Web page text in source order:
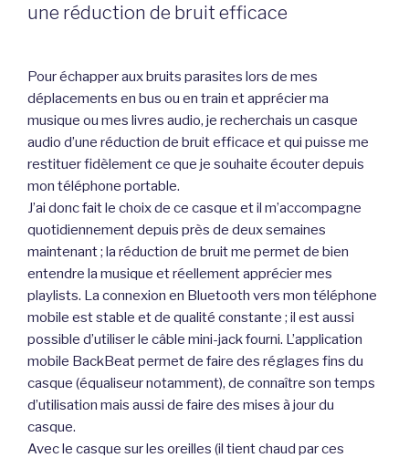
une réduction de bruit efficace
Pour échapper aux bruits parasites lors de mes
déplacements en bus ou en train et apprécier ma
musique ou mes livres audio, je recherchais un casque
audio d’une réduction de bruit efficace et qui puisse me
restituer fidèlement ce que je souhaite écouter depuis
mon téléphone portable.
J’ai donc fait le choix de ce casque et il m’accompagne
quotidiennement depuis près de deux semaines
maintenant ; la réduction de bruit me permet de bien
entendre la musique et réellement apprécier mes
playlists. La connexion en Bluetooth vers mon téléphone
mobile est stable et de qualité constante ; il est aussi
possible d’utiliser le câble mini-jack fourni. L’application
mobile BackBeat permet de faire des réglages fins du
casque (équaliseur notamment), de connaître son temps
d’utilisation mais aussi de faire des mises à jour du
casque.
Avec le casque sur les oreilles (il tient chaud par ces